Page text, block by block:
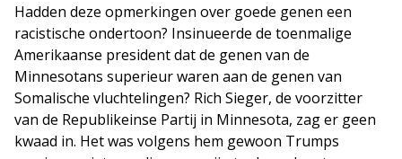
Hadden deze opmerkingen over goede genen een
racistische ondertoon? Insinueerde de toenmalige
Amerikaanse president dat de genen van de
Minnesotans superieur waren aan de genen van
Somalische vluchtelingen? Rich Sieger, de voorzitter
van de Republikeinse Partij in Minnesota, zag er geen
kwaad in. Het was volgens hem gewoon Trumps